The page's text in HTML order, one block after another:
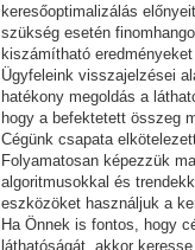
keresőoptimalizálás
szükség esetén
kiszámítható
Ügyfeleink visszajelzései
hatékony megoldás a
hogy a befektetett összeg
Cégünk csapata
Folyamatosan képezzük
algoritmusokkal és
eszközöket használjuk a
Ha Önnek is fontos, hogy
láthatóságát, akkor